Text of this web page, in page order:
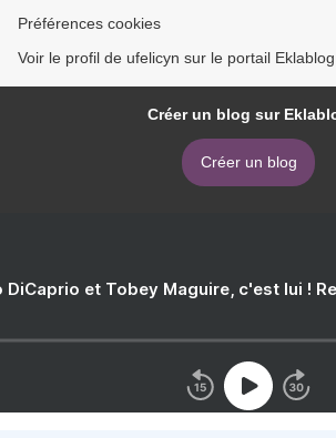
Préférences cookies
Voir le profil de ufelicyn sur le portail Eklablog
Créer un blog sur
Créer un blog
DiCaprio et Tobey Maguire, c'est lui !